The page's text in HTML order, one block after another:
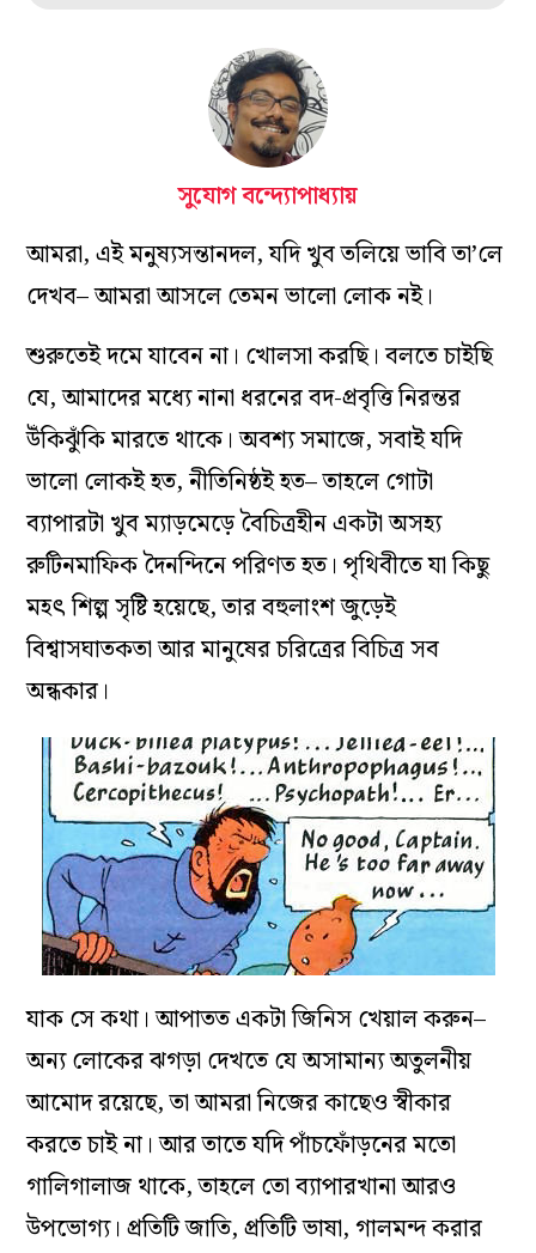
সুযোগ বন্দ্যোপাধ্যায়
আমরা, এই মনুষ্যসন্তানদল, যদি খুব তলিয়ে ভাবি তা’লে
দেখব– আমরা আসলে তেমন ভালো লোক নই।
শুরুতেই দমে যাবেন না। খোলসা করছি। বলতে চাইছি
যে, আমাদের মধ্যে নানা ধরনের বদ-প্রবৃত্তি নিরন্তর
উঁকিঝুঁকি মারতে থাকে। অবশ্য সমাজে, সবাই যদি
ভালো লোকই হত, নীতিনিষ্ঠই হত– তাহলে গোটা
ব্যাপারটা খুব ম্যাড়মেড়ে বৈচিত্রহীন একটা অসহ্য
রুটিনমাফিক দৈনন্দিনে পরিণত হত। পৃথিবীতে যা কিছু
মহৎ শিল্প সৃষ্টি হয়েছে, তার বহুলাংশ জুড়েই
বিশ্বাসঘাতকতা আর মানুষের চরিত্রের বিচিত্র সব
অন্ধকার।
যাক সে কথা। আপাতত একটা জিনিস খেয়াল করুন–
অন্য লোকের ঝগড়া দেখতে যে অসামান্য অতুলনীয়
আমোদ রয়েছে, তা আমরা নিজের কাছেও স্বীকার
করতে চাই না। আর তাতে যদি পাঁচফোঁড়নের মতো
গালিগালাজ থাকে, তাহলে তো ব্যাপারখানা আরও
উপভোগ্য। প্রতিটি জাতি, প্রতিটি ভাষা, গালমন্দ করার